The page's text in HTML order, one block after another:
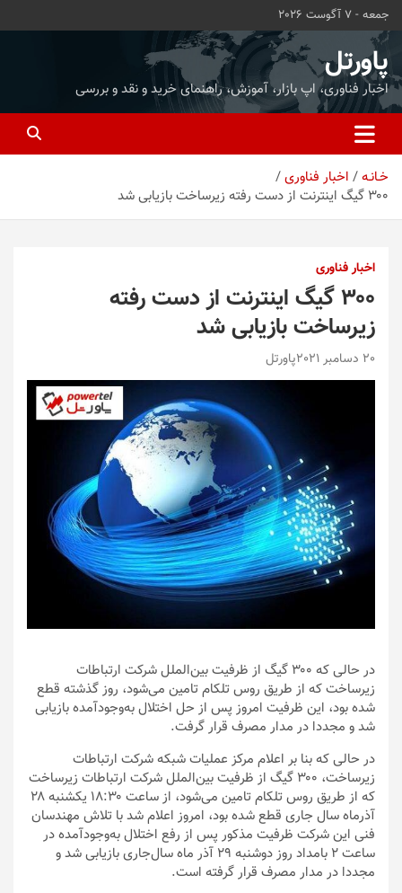
محتوا
بروید
جمعه - 7 آگوست 2026
پاورتل
اخبار فناوری، اپ بازار، آموزش، راهنمای خرید و نقد و بررسی
خـانـه
اخبار فناوری
۳۰۰ گیگ اینترنت از دست رفته زیرساخت بازیابی شد
اخبار فناوری
۳۰۰ گیگ اینترنت از دست رفته
زیرساخت بازیابی شد
20 دسامبر 2021 پاورتل
در حالی که ۳۰۰ گیگ از ظرفیت بین‌الملل شرکت ارتباطات
زیرساخت که از طریق روس تلکام تامین می‌شود، روز گذشته قطع
شده بود، این ظرفیت امروز پس از حل اختلال به‌وجودآمده بازیابی
شد و مجددا در مدار مصرف قرار گرفت.
در حالی که بنا بر اعلام مرکز عملیات شبکه شرکت ارتباطات
زیرساخت، ۳۰۰ گیگ از ظرفیت بین‌الملل شرکت ارتباطات زیرساخت
که از طریق روس تلکام تامین می‌شود، از ساعت ۱۸:۳۰ یکشنبه ۲۸
آذرماه سال جاری قطع شده بود، امروز اعلام شد با تلاش مهندسان
فنی این شرکت ظرفیت مذکور پس از رفع اختلال به‌وجودآمده در
ساعت ۲ بامداد روز دوشنبه ۲۹ آذر ماه سال‌جاری بازیابی شد و
مجددا در مدار مصرف قرار گرفته است.